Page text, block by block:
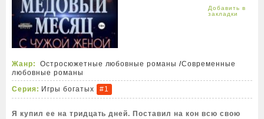
Жанр: Остросюжетные любовные романы /Современные
любовные романы
Серия: Игры богатых #1
Я купил ее на тридцать дней. Поставил на кон всю свою